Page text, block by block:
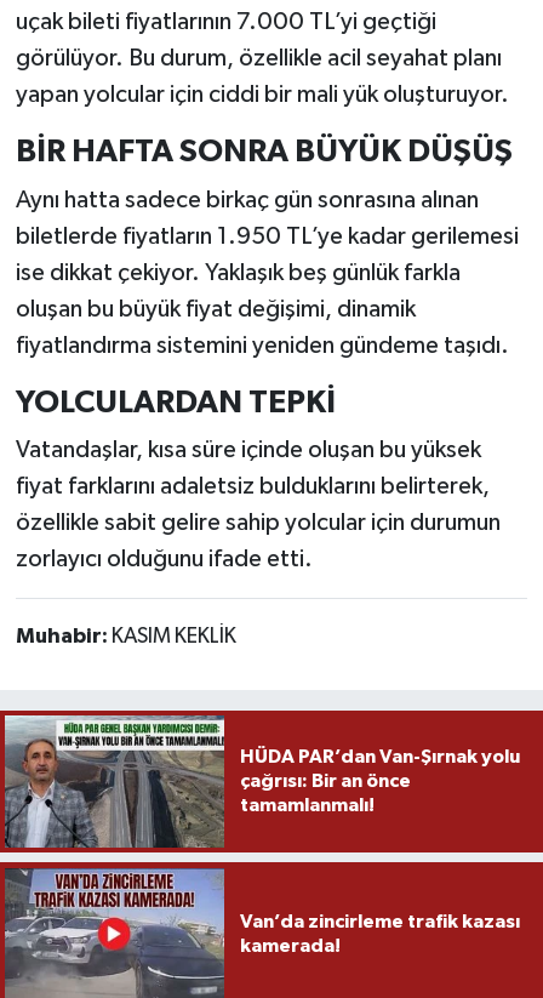
uçak bileti fiyatlarının 7.000 TL’yi geçtiği
görülüyor. Bu durum, özellikle acil seyahat planı
yapan yolcular için ciddi bir mali yük oluşturuyor.
BİR HAFTA SONRA BÜYÜK DÜŞÜŞ
Aynı hatta sadece birkaç gün sonrasına alınan
biletlerde fiyatların 1.950 TL’ye kadar gerilemesi
ise dikkat çekiyor. Yaklaşık beş günlük farkla
oluşan bu büyük fiyat değişimi, dinamik
fiyatlandırma sistemini yeniden gündeme taşıdı.
YOLCULARDAN TEPKİ
Vatandaşlar, kısa süre içinde oluşan bu yüksek
fiyat farklarını adaletsiz bulduklarını belirterek,
özellikle sabit gelire sahip yolcular için durumun
zorlayıcı olduğunu ifade etti.
Muhabir: KASIM KEKLİK
HÜDA PAR’dan Van-Şırnak yolu
çağrısı: Bir an önce
tamamlanmalı!
Van’da zincirleme trafik kazası
kamerada!